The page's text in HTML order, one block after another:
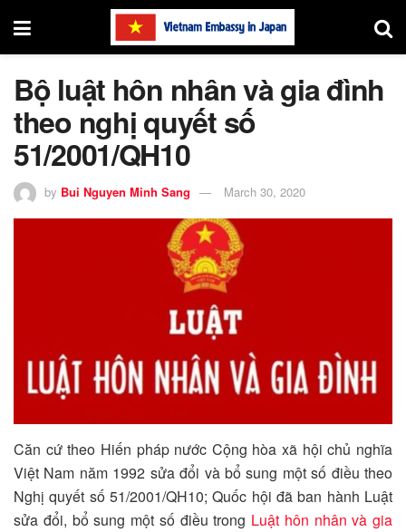
Bộ luật hôn nhân và gia đình
theo nghị quyết số
51/2001/QH10
by Bui Nguyen Minh Sang March 30, 2020
Căn cứ theo Hiến pháp nước Cộng hòa xã hội chủ nghĩa
Việt Nam năm 1992 sửa đổi và bổ sung một số điều theo
Nghị quyết số 51/2001/QH10; Quốc hội đã ban hành Luật
sửa đổi, bổ sung một số điều trong Luật hôn nhân và gia